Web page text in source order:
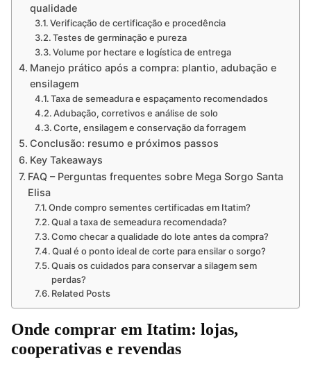
qualidade
Verificação de certificação e procedência
Testes de germinação e pureza
Volume por hectare e logística de entrega
Manejo prático após a compra: plantio, adubação e
ensilagem
Taxa de semeadura e espaçamento recomendados
Adubação, corretivos e análise de solo
Corte, ensilagem e conservação da forragem
Conclusão: resumo e próximos passos
Key Takeaways
FAQ – Perguntas frequentes sobre Mega Sorgo Santa
Elisa
Onde compro sementes certificadas em Itatim?
Qual a taxa de semeadura recomendada?
Como checar a qualidade do lote antes da compra?
Qual é o ponto ideal de corte para ensilar o sorgo?
Quais os cuidados para conservar a silagem sem
perdas?
Related Posts
Onde comprar em Itatim: lojas,
cooperativas e revendas